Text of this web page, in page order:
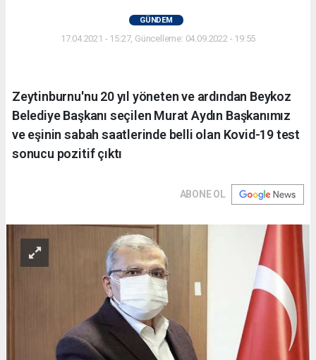
GÜNDEM
17.04.2021 - 15:27, Güncelleme: 04.09.2022 - 19:55
Zeytinburnu'nu 20 yıl yöneten ve ardından Beykoz
Belediye Başkanı seçilen Murat Aydın Başkanımız
ve eşinin sabah saatlerinde belli olan Kovid-19 test
sonucu pozitif çıktı
ABONE OL